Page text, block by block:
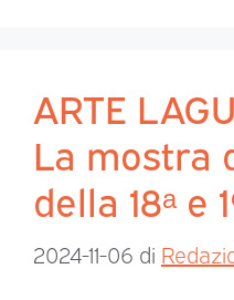
ARTE
La mostra
della 18ᵃ e
2024-11-06 di